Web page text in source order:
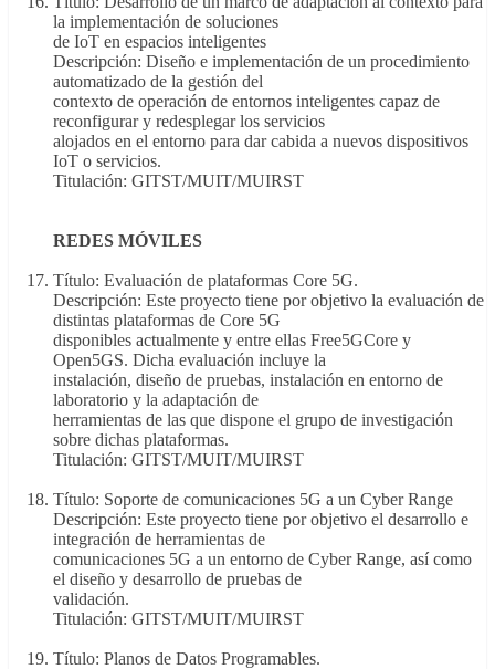
la implementación de soluciones
de IoT en espacios inteligentes
Descripción: Diseño e implementación de un procedimiento
automatizado de la gestión del
contexto de operación de entornos inteligentes capaz de
reconfigurar y redesplegar los servicios
alojados en el entorno para dar cabida a nuevos dispositivos
IoT o servicios.
Titulación: GITST/MUIT/MUIRST
REDES MÓVILES
Título: Evaluación de plataformas Core 5G.
Descripción: Este proyecto tiene por objetivo la evaluación de
distintas plataformas de Core 5G
disponibles actualmente y entre ellas Free5GCore y
Open5GS. Dicha evaluación incluye la
instalación, diseño de pruebas, instalación en entorno de
laboratorio y la adaptación de
herramientas de las que dispone el grupo de investigación
sobre dichas plataformas.
Titulación: GITST/MUIT/MUIRST
Título: Soporte de comunicaciones 5G a un Cyber Range
Descripción: Este proyecto tiene por objetivo el desarrollo e
integración de herramientas de
comunicaciones 5G a un entorno de Cyber Range, así como
el diseño y desarrollo de pruebas de
validación.
Titulación: GITST/MUIT/MUIRST
Título: Planos de Datos Programables.